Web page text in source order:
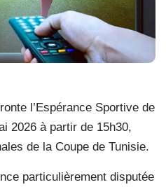
l’Espérance Sportive de
2026 à partir de 15h30,
de la Coupe de Tunisie.
particulièrement disputée